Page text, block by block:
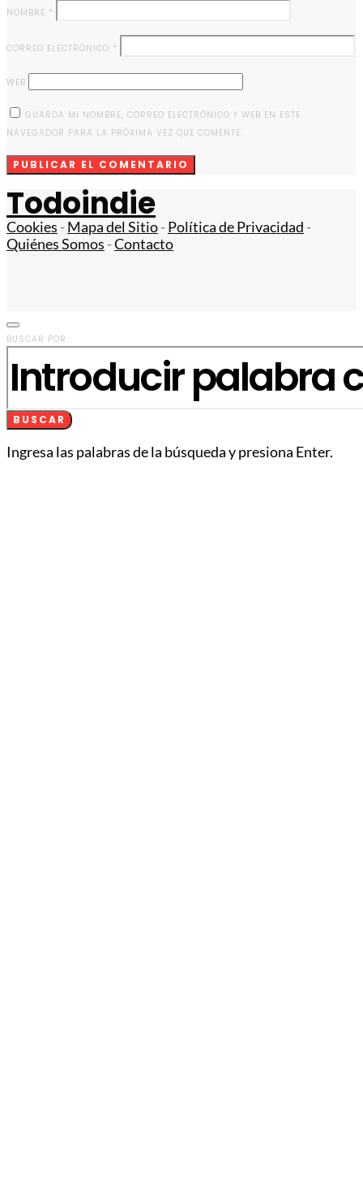
NOMBRE *
CORREO ELECTRÓNICO *
WEB
GUARDA MI NOMBRE, CORREO ELECTRÓNICO Y WEB EN ESTE
NAVEGADOR PARA LA PRÓXIMA VEZ QUE COMENTE.
Todoindie
Cookies -Mapa del Sitio-Política de Privacidad -
Quiénes Somos -Contacto
BUSCAR POR:
BUSCAR
Ingresa las palabras de la búsqueda y presiona Enter.